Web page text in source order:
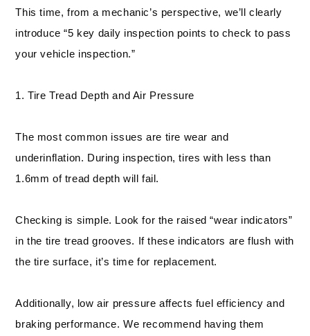
This time, from a mechanic’s perspective, we’ll clearly
introduce “5 key daily inspection points to check to pass
your vehicle inspection.”
1. Tire Tread Depth and Air Pressure
The most common issues are tire wear and
underinflation. During inspection, tires with less than
1.6mm of tread depth will fail.
Checking is simple. Look for the raised “wear indicators”
in the tire tread grooves. If these indicators are flush with
the tire surface, it’s time for replacement.
Additionally, low air pressure affects fuel efficiency and
braking performance. We recommend having them